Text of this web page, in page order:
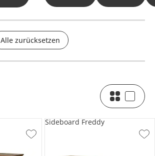
Alle zurücksetzen
Sideboard Freddy